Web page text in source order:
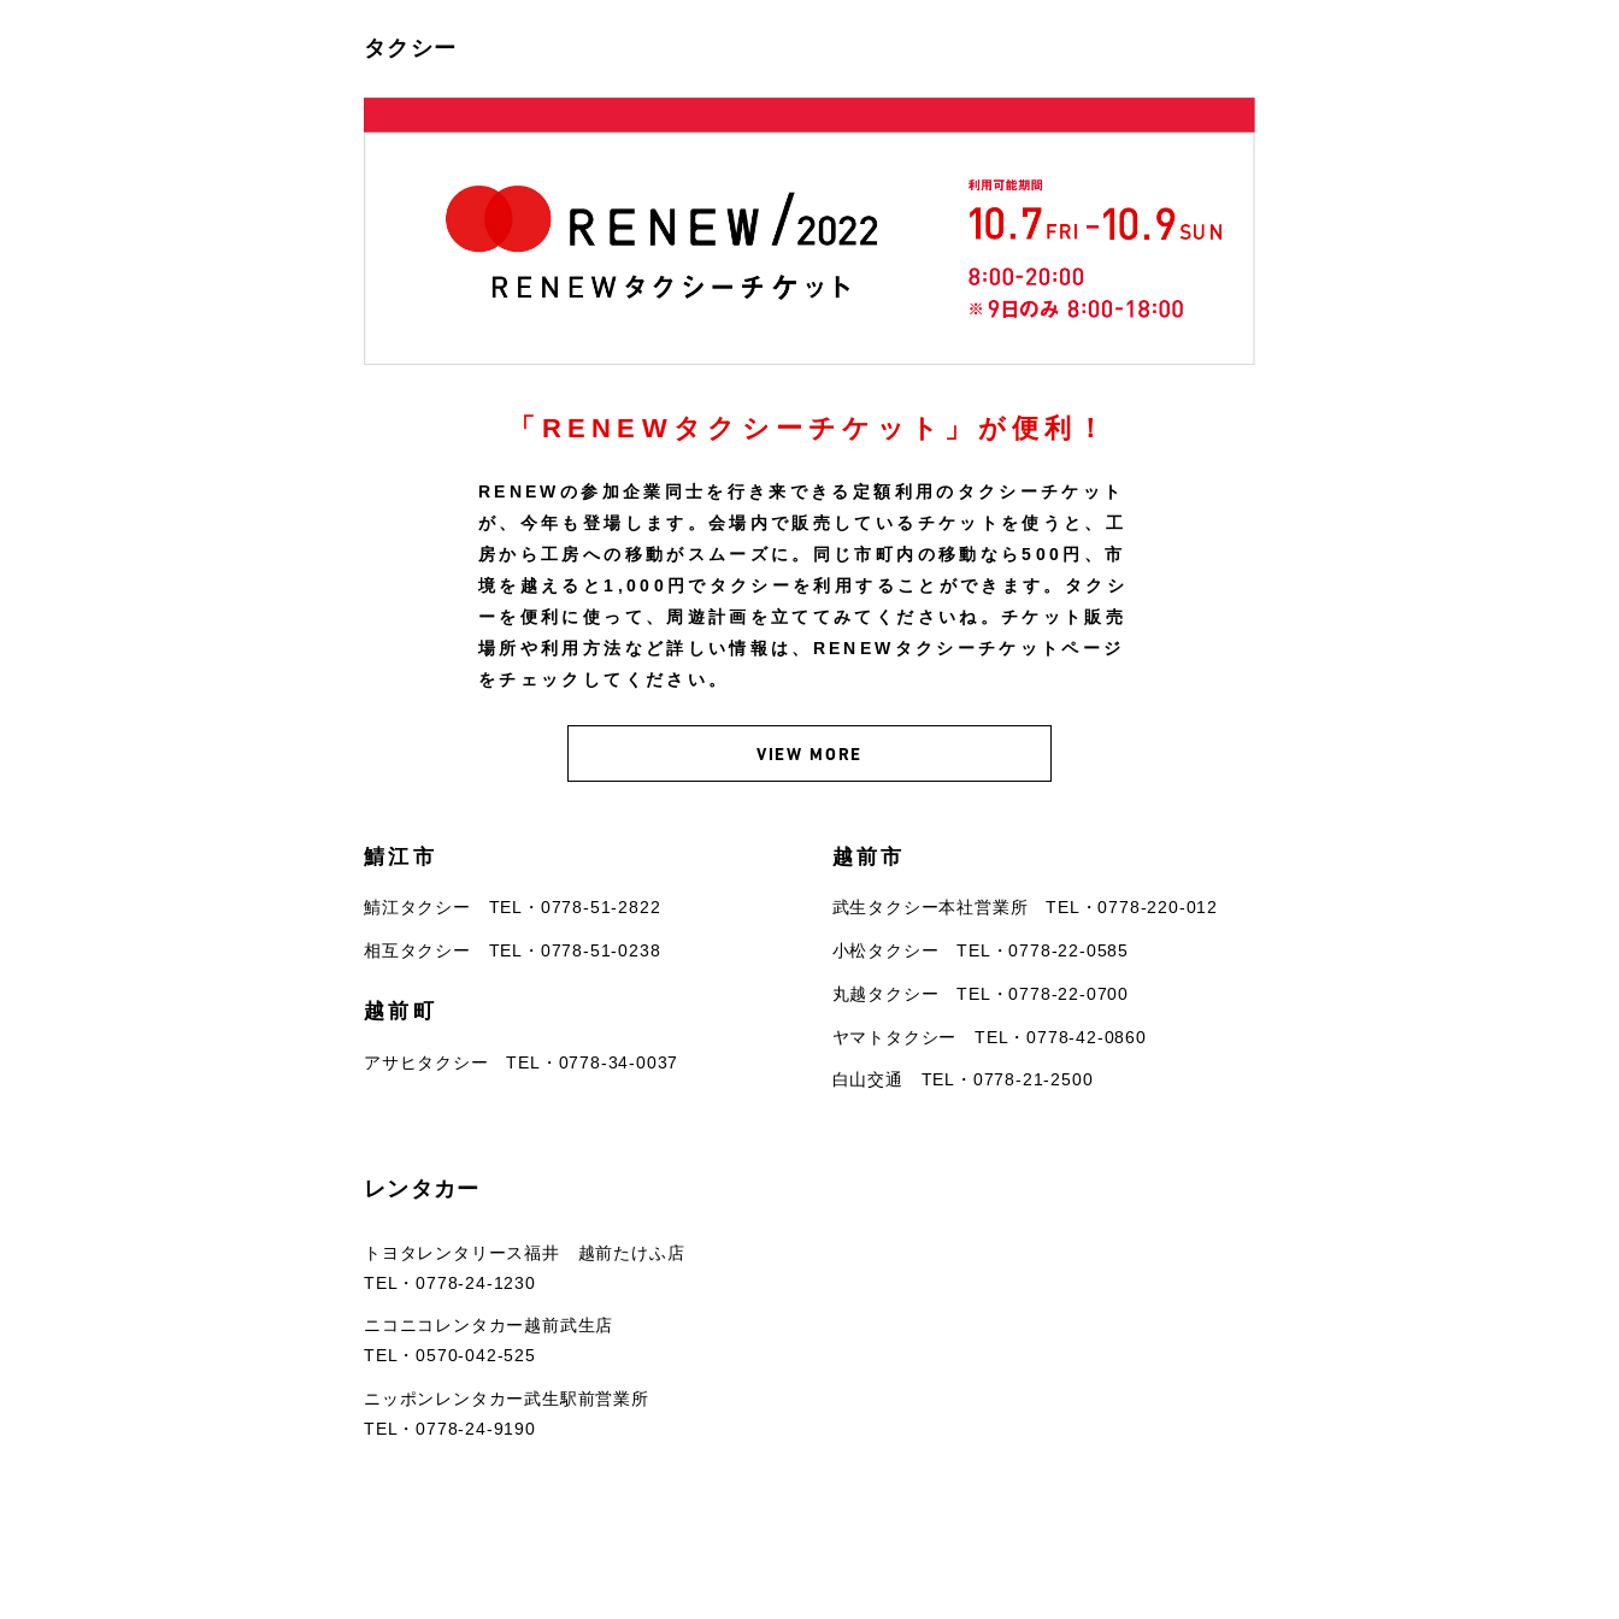
タクシー
「RENEWタクシーチケット」が便利！
RENEWの参加企業同士を行き来できる定額利用のタクシーチケット
が、今年も登場します。会場内で販売しているチケットを使うと、工
房から工房への移動がスムーズに。同じ市町内の移動なら500円、市
境を越えると1,000円でタクシーを利用することができます。タクシ
ーを便利に使って、周遊計画を立ててみてくださいね。チケット販売
場所や利用方法など詳しい情報は、RENEWタクシーチケットページ
をチェックしてください。
VIEW MORE
鯖江市
鯖江タクシー TEL・ 0778-51-2822
相互タクシー TEL・ 0778-51-0238
越前町
アサヒタクシー TEL・ 0778-34-0037
越前市
武生タクシー本社営業所 TEL・0778-220-012
小松タクシー TEL・0778-22-0585
丸越タクシー TEL・0778-22-0700
ヤマトタクシー TEL・0778-42-0860
白山交通 TEL・ 0778-21-2500
レンタカー
トヨタレンタリース福井 越前たけふ店
TEL・0778-24-1230
ニコニコレンタカー越前武生店
TEL・0570-042-525
ニッポンレンタカー武生駅前営業所
TEL・0778-24-9190